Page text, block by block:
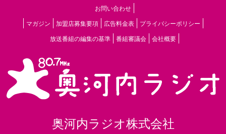
お問い合わせ
マガジン
加盟店募集要項 広告料金表
プライバシーポリシー
放送番組の編集の基準
番組審議会 会社概要
奥河内ラジオ株式会社